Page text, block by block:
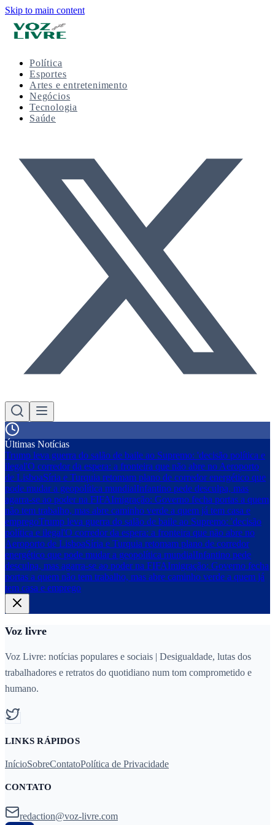
Skip to main content
Política
Esportes
Artes e entretenimento
Negócios
Tecnologia
Saúde
Últimas Notícias
Trump leva guerra do salão de baile ao Supremo: 'decisão política e
ilegal'O corredor da espera: a fronteira que não abre no Aeroporto
de LisboaSíria e Turquia retomam plano de corredor energético que
pode mudar a geopolítica mundialInfantino pede desculpa, mas
agarra-se ao poder na FIFAImigração: Governo fecha portas a quem
não tem trabalho, mas abre caminho verde a quem já tem casa e
empregoTrump leva guerra do salão de baile ao Supremo: 'decisão
política e ilegal'O corredor da espera: a fronteira que não abre no
Aeroporto de LisboaSíria e Turquia retomam plano de corredor
energético que pode mudar a geopolítica mundialInfantino pede
desculpa, mas agarra-se ao poder na FIFAImigração: Governo fecha
portas a quem não tem trabalho, mas abre caminho verde a quem já
tem casa e emprego
Voz livre
Voz Livre: notícias populares e sociais | Desigualdade, lutas dos
trabalhadores e retratos do quotidiano num tom comprometido e
humano.
LINKS RÁPIDOS
InícioSobreContatoPolítica de Privacidade
CONTATO
redaction@voz-livre.com